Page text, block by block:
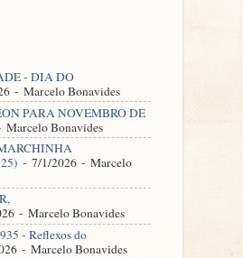
- DIA DO
- Marcelo Bonavides
PARA NOVEMBRO DE
Marcelo Bonavides
- 7/1/2026 - Marcelo
- Marcelo Bonavides
- Reflexos do
- Marcelo Bonavides